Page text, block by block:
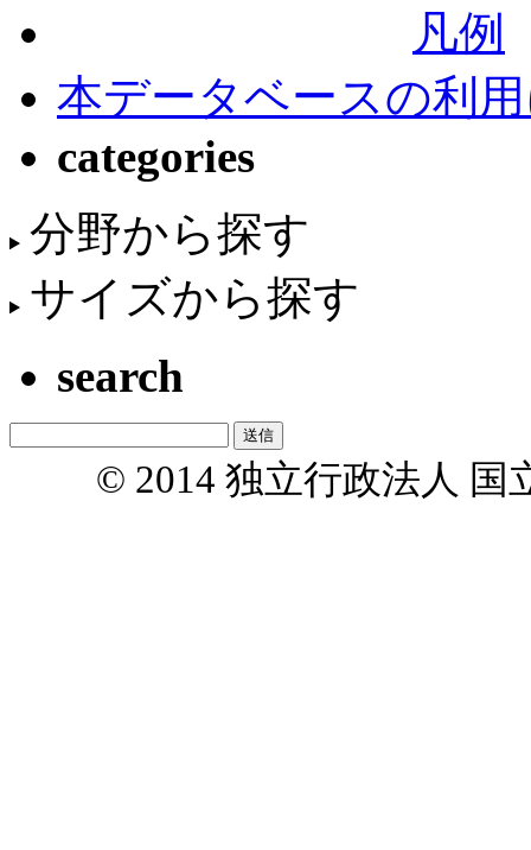
凡例
本データベースの利
categories
分野から探す
サイズから探す
search
© 2014 独立行政法人 国